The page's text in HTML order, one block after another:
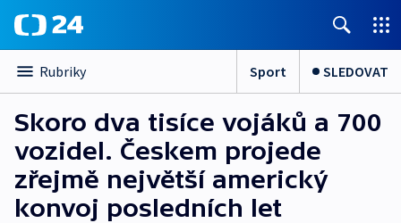
Rubriky Sport SLEDOVAT
Skoro dva tisíce vojáků a 700
vozidel. Českem projede
zřejmě největší americký
konvoj posledních let